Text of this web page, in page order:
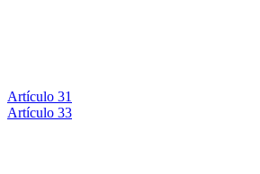
Artículo 31
Artículo 33